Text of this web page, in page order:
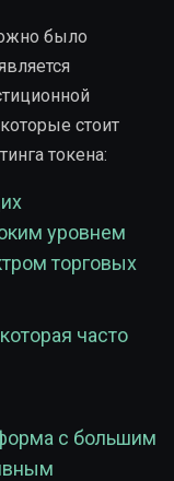
было
стоит
токена:
уровнем
торговых
часто
с большим